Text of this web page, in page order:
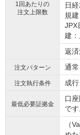
1回あたりの
注文上限数
日
規
JPX
建
返
注文パターン 通
注文執行条件 成
最低必要証拠金
口
です
（